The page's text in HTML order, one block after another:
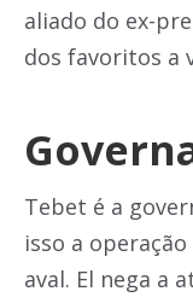
aliado do ex-
dos favoritos a
Tebet é a
isso a
aval. El nega a